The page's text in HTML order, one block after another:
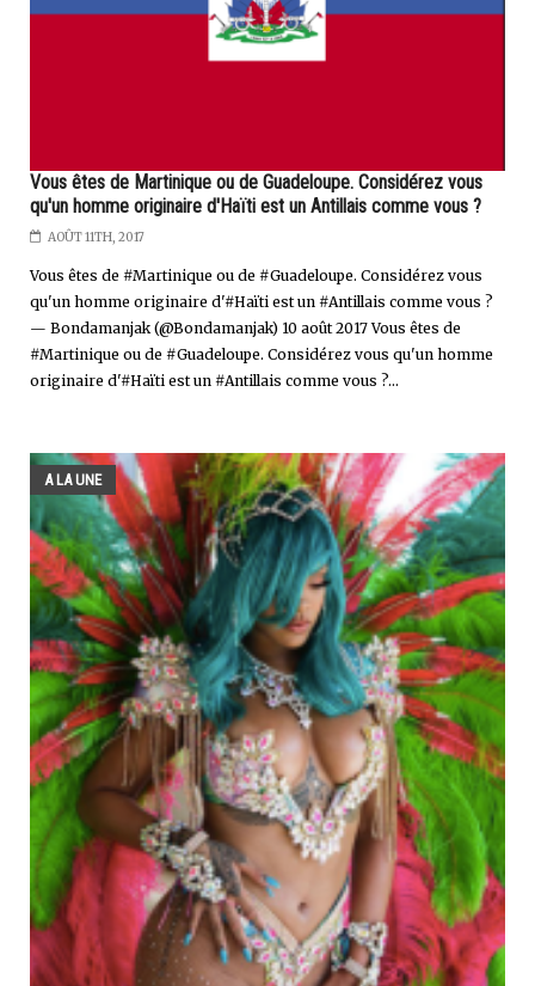
Vous êtes de Martinique ou de Guadeloupe. Considérez vous
qu'un homme originaire d'Haïti est un Antillais comme vous ?
AOÛT 11TH, 2017
Vous êtes de #Martinique ou de #Guadeloupe. Considérez vous
qu'un homme originaire d'#Haïti est un #Antillais comme vous ?
— Bondamanjak (@Bondamanjak) 10 août 2017 Vous êtes de
#Martinique ou de #Guadeloupe. Considérez vous qu'un homme
originaire d'#Haïti est un #Antillais comme vous ?...
A LA UNE